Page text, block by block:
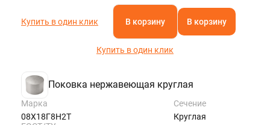
Купить в один клик В корзину В корзину
Купить в один клик
Поковка нержавеющая круглая
Марка
08Х18Г8Н2Т
Сечение
Круглая